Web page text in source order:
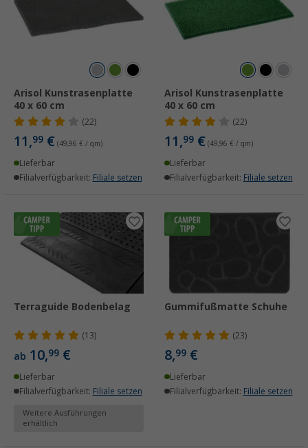
Arisol Kunstrasenplatte
40 x 60 cm
(22)
11,99 € (49,96 € / qm)
Lieferbar
Filialverfügbarkeit: Filiale setzen
Arisol Kunstrasenplatte
40 x 60 cm
(22)
11,99 € (49,96 € / qm)
Lieferbar
Filialverfügbarkeit: Filiale setzen
Terraguide Bodenbelag
(13)
ab 10,99 €
Lieferbar
Filialverfügbarkeit: Filiale setzen
Weitere Ausführungen
erhältlich
Gummifußmatte Schuhe
(23)
8,99 €
Lieferbar
Filialverfügbarkeit: Filiale setzen